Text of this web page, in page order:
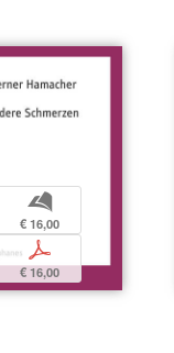
b
€ 16,00
p
€ 16,00